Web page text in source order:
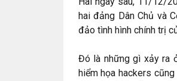
hai đảng Dân Chủ và
đảo tình hình chính trị
Đó là những gì xảy ra
hiểm họa hackers